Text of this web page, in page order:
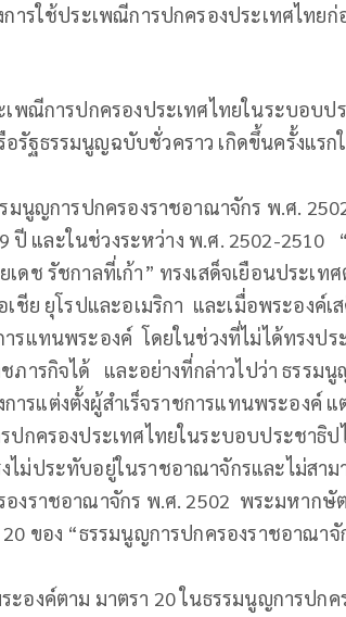
การใช้ประเพณีการปกครองประเทศไทย
เพณีการปกครองประเทศไทยในระบอบป
รัฐธรรมนูญฉบับชั่วคราว เกิดขึ้นครั้งแรก
ร พ.ศ.
มนูญการปกครองราชอาณาจักร พ.ศ.
ปี และในช่วงระหว่าง พ.ศ. 2502-2510
ดช รัชกาลที่เก้า” ทรงเสด็จเยือนประเท
ชีย ยุโรปและอเมริกา และเมื่อพระองค์เ
ารแทนพระองค์ โดยในช่วงที่ไม่ได้ทรงป
ภารกิจได้ และอย่างที่กล่าวไปว่า ธรรม
ารแต่งตั้งผู้สำเร็จราชการแทนพระองค์
ปกครองประเทศไทยในระบอบประชาธิ
ม่ประทับอยู่ในราชอาณาจักรและไม่สาม
งราชอาณาจักร พ.ศ. 2502 พระมหากษัต
ของ “ธรรมนูญการปกครองราชอาณาจั
าร
ะองค์ตาม มาตรา 20 ในธรรมนูญการปก